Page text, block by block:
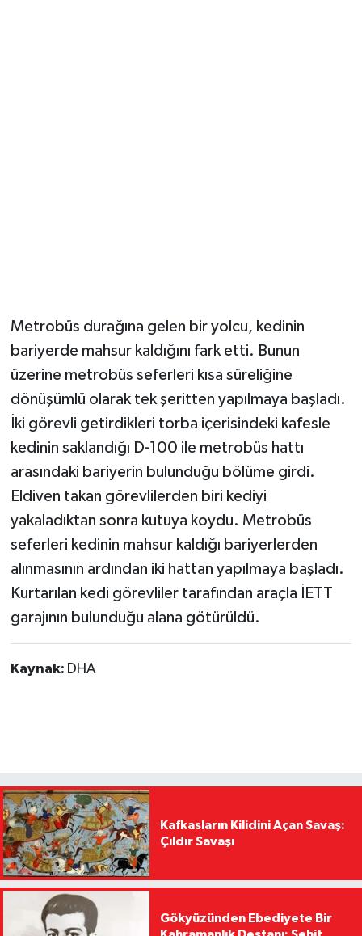
Metrobüs durağına gelen bir yolcu, kedinin
bariyerde mahsur kaldığını fark etti. Bunun
üzerine metrobüs seferleri kısa süreliğine
dönüşümlü olarak tek şeritten yapılmaya başladı.
İki görevli getirdikleri torba içerisindeki kafesle
kedinin saklandığı D-100 ile metrobüs hattı
arasındaki bariyerin bulunduğu bölüme girdi.
Eldiven takan görevlilerden biri kediyi
yakaladıktan sonra kutuya koydu. Metrobüs
seferleri kedinin mahsur kaldığı bariyerlerden
alınmasının ardından iki hattan yapılmaya başladı.
Kurtarılan kedi görevliler tarafından araçla İETT
garajının bulunduğu alana götürüldü.
Kaynak: DHA
Kafkasların Kilidini Açan Savaş:
Çıldır Savaşı
Gökyüzünden Ebediyete Bir